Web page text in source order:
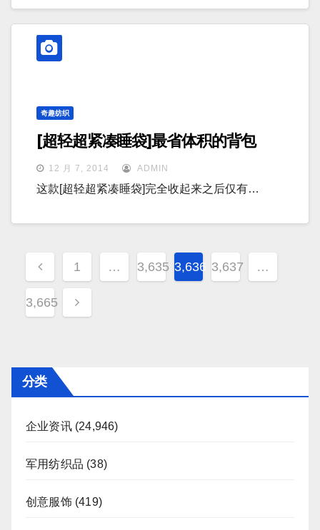
奇趣纺织
[超轻超紧凑睡袋]最省体积的背包
12 月 7, 2014 ADMIN
这款[超轻超紧凑睡袋]完全收起来之后仅有…
文
章
分
1 … 3,635 3,636 3,637 …
3,665
分类
企业资讯(24,946)
军用纺织品 (38)
创意服饰(419)